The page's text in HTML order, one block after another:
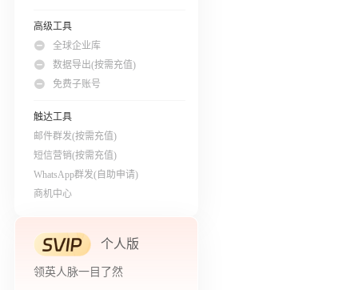
高级工具
全球企业库
数据导出(按需充值)
免费子账号
触达工具
邮件群发(按需充值)
短信营销(按需充值)
WhatsApp群发(自助申请)
商机中心
个人版
领英人脉一目了然